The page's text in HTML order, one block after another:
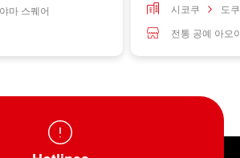
마 스퀘어
시코쿠
도
전통 공예 아오